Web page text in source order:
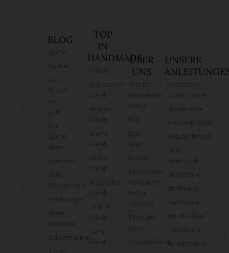
BLOG
finden
gut!
Gute
Nachrichten!
Leselounge
Neue
Produkte
Selbermachen
T-Shirt
TOP
IN
HANDMADE
häkeln
häkeln
Mütze
häkeln
Kuscheltier
Tasche
häkeln
ÜBER
UNS
Was ist
Kultur?
Das
Team
Kontakt
Mediadaten
Kultur
Produkte
testen
Widerrufsrecht
UNSERE
Kostenlose
Schnittmuster
Strickmuster
Bauanleitungen
Faltanleitungen
Merkzettel
Stoffrechner
Stofflexikon
Nählexikon
Stricklexikon
Häkellexikon
Schnittmuster-